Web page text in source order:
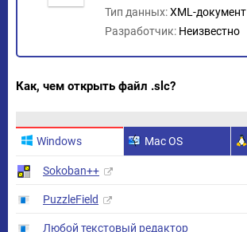
Тип данных:XML-документ
Разработчик: Неизвестно
Как, чем открыть файл .slc?
Windows Mac OS
Sokoban++
PuzzleField
Любой текстовый редактор